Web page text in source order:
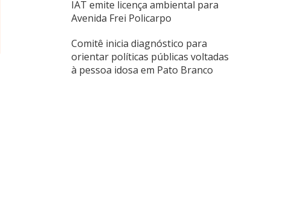
IAT emite licença ambiental para
Avenida Frei Policarpo
Comitê inicia diagnóstico para
orientar políticas públicas voltadas
à pessoa idosa em Pato Branco